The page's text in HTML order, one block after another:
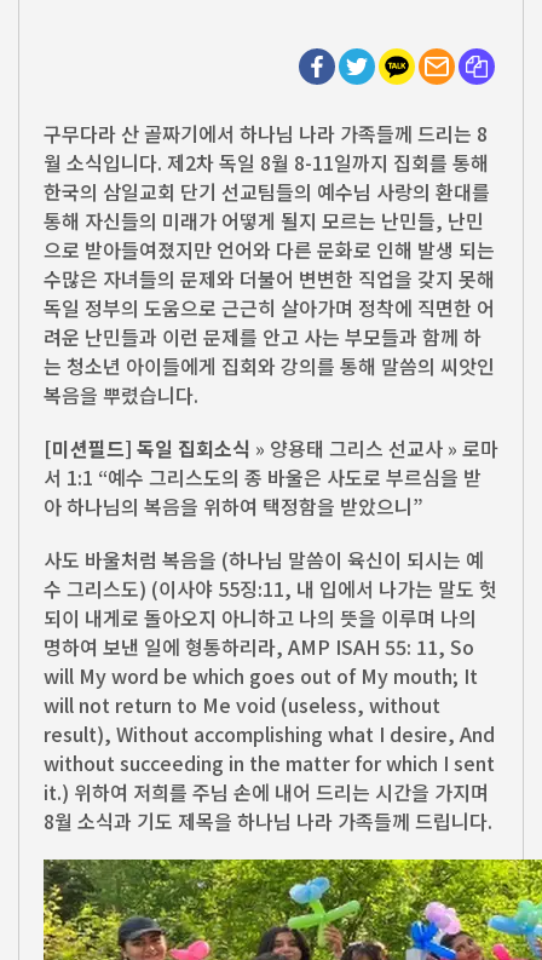
구무다라 산 골짜기에서 하나님 나라 가족들께 드리는 8
월 소식입니다. 제2차 독일 8월 8-11일까지 집회를 통해
한국의 삼일교회 단기 선교팀들의 예수님 사랑의 환대를
통해 자신들의 미래가 어떻게 될지 모르는 난민들, 난민
으로 받아들여졌지만 언어와 다른 문화로 인해 발생 되는
수많은 자녀들의 문제와 더불어 변변한 직업을 갖지 못해
독일 정부의 도움으로 근근히 살아가며 정착에 직면한 어
려운 난민들과 이런 문제를 안고 사는 부모들과 함께 하
는 청소년 아이들에게 집회와 강의를 통해 말씀의 씨앗인
복음을 뿌렸습니다.
[미션필드] 독일 집회소식 » 양용태 그리스 선교사 » 로마
서 1:1 “예수 그리스도의 종 바울은 사도로 부르심을 받
아 하나님의 복음을 위하여 택정함을 받았으니”
사도 바울처럼 복음을 (하나님 말씀이 육신이 되시는 예
수 그리스도) (이사야 55징:11, 내 입에서 나가는 말도 헛
되이 내게로 돌아오지 아니하고 나의 뜻을 이루며 나의
명하여 보낸 일에 형통하리라, AMP ISAH 55: 11, So
will My word be which goes out of My mouth; It
will not return to Me void (useless, without
result), Without accomplishing what I desire, And
without succeeding in the matter for which I sent
it.) 위하여 저희를 주님 손에 내어 드리는 시간을 가지며
8월 소식과 기도 제목을 하나님 나라 가족들께 드립니다.